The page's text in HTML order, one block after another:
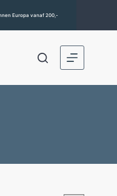
Europa vanaf 200,-